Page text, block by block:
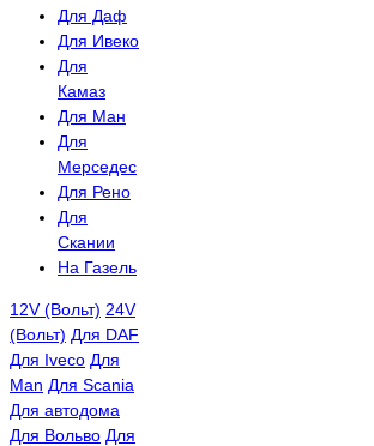
Для Даф
Для Ивеко
Для
Камаз
Для Ман
Для
Мерседес
Для Рено
Для
Скании
На Газель
12V (Вольт) 24V
(Вольт) Для DAF
Для Iveco Для
Man Для Scania
Для автодома
Для Вольво Для